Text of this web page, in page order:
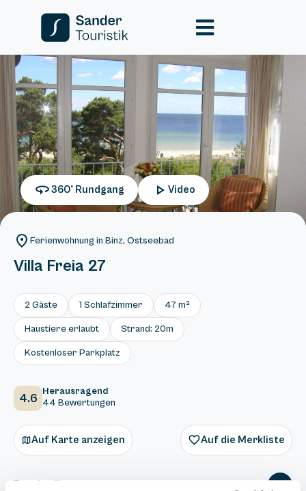
360° Rundgang Video
Ferienwohnung in Binz, Ostseebad
Villa Freia 27
2 Gäste 1 Schlafzimmer 47 m²
Haustiere erlaubt Strand: 20m
Kostenloser Parkplatz
4.6 Herausragend
44 Bewertungen
Auf Karte anzeigen Auf die Merkliste
Beschreibung